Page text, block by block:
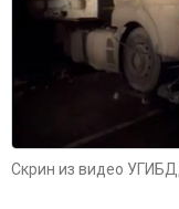
Скрин из видео